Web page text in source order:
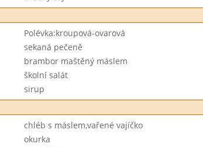
Polévka:kroupová-ovarová
sekaná pečeně
brambor maštěný máslem
školní salát
sirup
chléb s máslem,vařené vajíčko
okurka